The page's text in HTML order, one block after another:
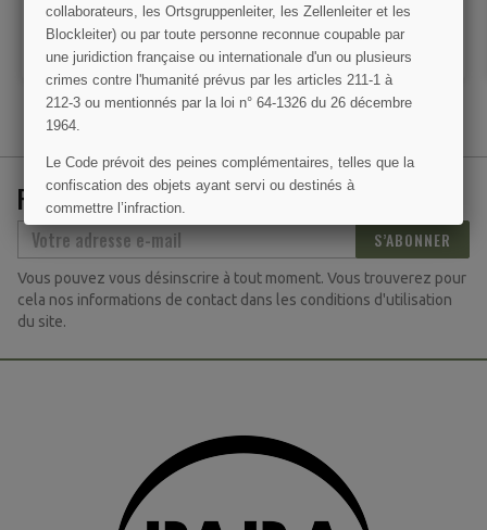
LE DÉTAIL
AU PANIER
VOIR LE DÉTAIL
AJOUTER AU PANIER
RECEVEZ NOS OFFRES SPÉCIALES
S’ABONNER
Vous pouvez vous désinscrire à tout moment. Vous trouverez pour
cela nos informations de contact dans les conditions d'utilisation
du site.
collaborateurs, les Ortsgruppenleiter, les Zellenleiter et les
Blockleiter) ou par toute personne reconnue coupable par
une juridiction française ou internationale d'un ou plusieurs
crimes contre l'humanité prévus par les articles 211-1 à
212-3 ou mentionnés par la loi n° 64-1326 du 26 décembre
1964.
Le Code prévoit des peines complémentaires, telles que la
confiscation des objets ayant servi ou destinés à
commettre l’infraction.
J'AI COMPRIS